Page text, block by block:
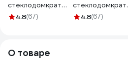
стеклодомкрат
100 кг Gigant grf-
4.8(67)
стеклодомкрат
80 кг Gigant grf-
4.8(67)
О товаре